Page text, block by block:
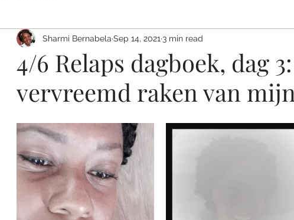
4/6 Relaps dagboek, dag
vervreemd raken van
Sharmi Bernabela Sep 14, 2021 3 min read